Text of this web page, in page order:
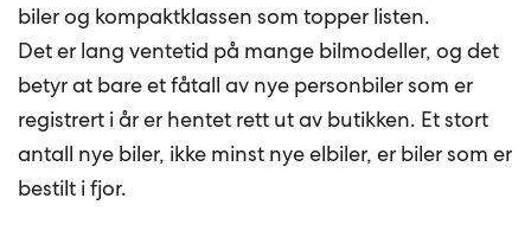
biler og kompaktklassen som topper listen.
Det er lang ventetid på mange bilmodeller, og det
betyr at bare et fåtall av nye personbiler som er
registrert i år er hentet rett ut av butikken. Et stort
antall nye biler, ikke minst nye elbiler, er biler som er
bestilt i fjor.